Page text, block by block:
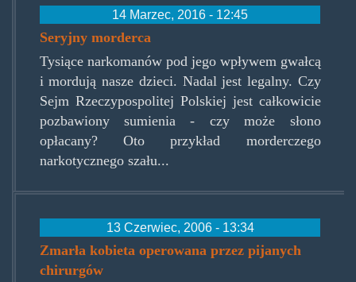
14 Marzec, 2016 - 12:45
Seryjny morderca
Tysiące narkomanów pod jego wpływem gwałcą
i mordują nasze dzieci. Nadal jest legalny. Czy
Sejm Rzeczypospolitej Polskiej jest całkowicie
pozbawiony sumienia - czy może słono
opłacany? Oto przykład morderczego
narkotycznego szału...
13 Czerwiec, 2006 - 13:34
Zmarła kobieta operowana przez pijanych
chirurgów